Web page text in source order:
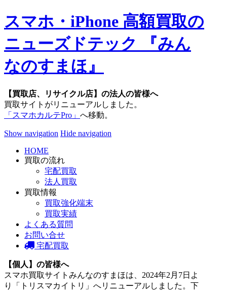
スマホ・iPhone 高額買取の
ニューズドテック 『みん
なのすまほ』
【買取店、リサイクル店】の法人の皆様へ
買取サイトがリニューアルしました。
「スマホカルテPro」 へ移動。
Show navigation Hide navigation
HOME
買取の流れ
宅配買取
法人買取
買取情報
買取強化端末
買取実績
よくある質問
お問い合せ
宅配買取
【個人】の皆様へ
スマホ買取サイトみんなのすまほは、2024年2月7日よ
り「トリスマカイトリ」へリニューアルしました。下